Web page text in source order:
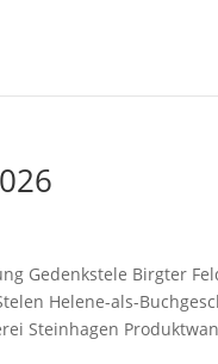
Gedenkstele Birgter
Helene-als-
Steinhagen